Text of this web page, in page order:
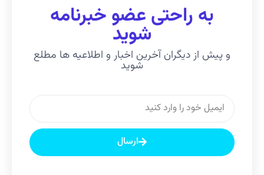
به راحتی عضو خبرنامه
شوید
و پیش از دیگران آخرین اخبار و اطلاعیه ها مطلع
شوید
ارسال